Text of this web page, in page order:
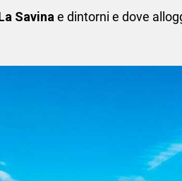
Savina e dintorni e dove